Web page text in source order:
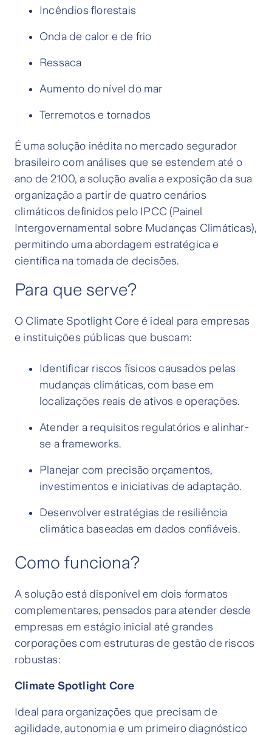
Incêndios florestais
Onda de calor e de frio
Ressaca
Aumento do nível do mar
Terremotos e tornados
É uma solução inédita no mercado segurador
brasileiro com análises que se estendem até o
ano de 2100, a solução avalia a exposição da sua
organização a partir de quatro cenários
climáticos definidos pelo IPCC (Painel
Intergovernamental sobre Mudanças Climáticas),
permitindo uma abordagem estratégica e
científica na tomada de decisões.
Para que serve?
O Climate Spotlight Core é ideal para empresas
e instituições públicas que buscam:
Identificar riscos físicos causados pelas
mudanças climáticas, com base em
localizações reais de ativos e operações.
Atender a requisitos regulatórios e alinhar-
se a frameworks.
Planejar com precisão orçamentos,
investimentos e iniciativas de adaptação.
Desenvolver estratégias de resiliência
climática baseadas em dados confiáveis.
Como funciona?
A solução está disponível em dois formatos
complementares, pensados para atender desde
empresas em estágio inicial até grandes
corporações com estruturas de gestão de riscos
robustas:
Climate Spotlight Core
Ideal para organizações que precisam de
agilidade, autonomia e um primeiro diagnóstico